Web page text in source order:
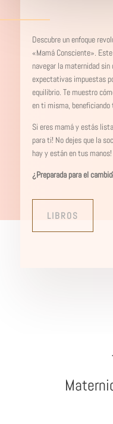
Descubre un enfoque
«Mamá Consciente».
navegar la maternidad
expectativas impuestas
equilibrio. Te muestro
en ti misma,
Si eres mamá y estás
para ti! No dejes que la
hay y están en tus manos!
¿Preparada para el
LIBROS